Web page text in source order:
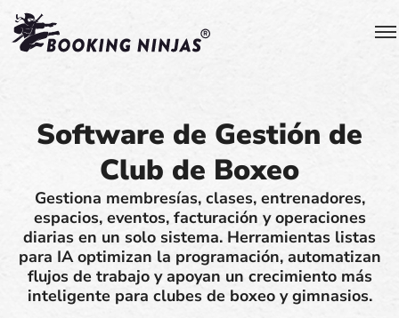
Software de Gestión de
Club de Boxeo
Gestiona membresías, clases, entrenadores,
espacios, eventos, facturación y operaciones
diarias en un solo sistema. Herramientas listas
para IA optimizan la programación, automatizan
flujos de trabajo y apoyan un crecimiento más
inteligente para clubes de boxeo y gimnasios.